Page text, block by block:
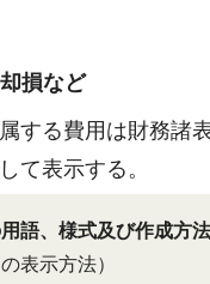
損など
する費用は財務諸
て表示する。
語、様式及び作成方
表示方法）